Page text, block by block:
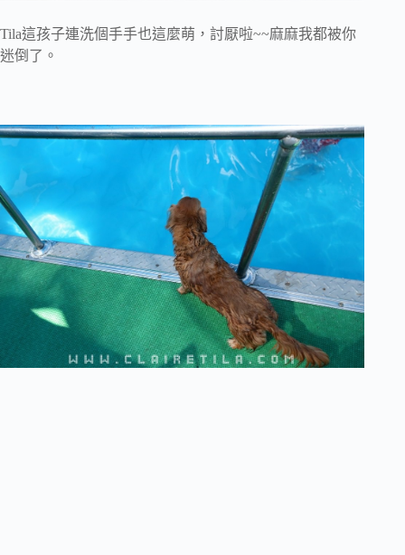
Tila這孩子連洗個手手也這麼萌，討厭啦~~麻麻我都被你
迷倒了。